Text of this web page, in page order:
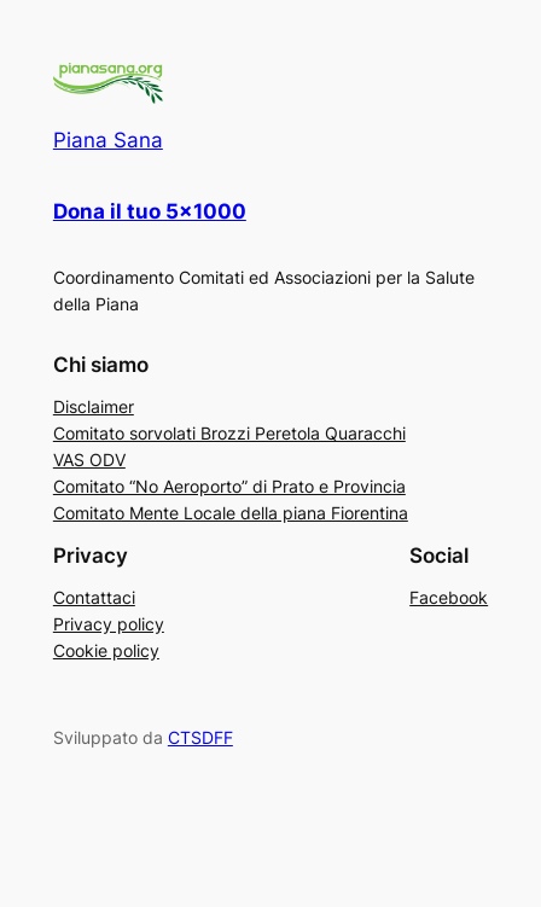
Piana Sana
Dona il tuo 5×1000
Coordinamento Comitati ed Associazioni per la Salute
della Piana
Chi siamo
Disclaimer
Comitato sorvolati Brozzi Peretola Quaracchi
VAS ODV
Comitato “No Aeroporto” di Prato e Provincia
Comitato Mente Locale della piana Fiorentina
Privacy
Contattaci
Privacy policy
Cookie policy
Social
Facebook
Sviluppato da CTSDFF